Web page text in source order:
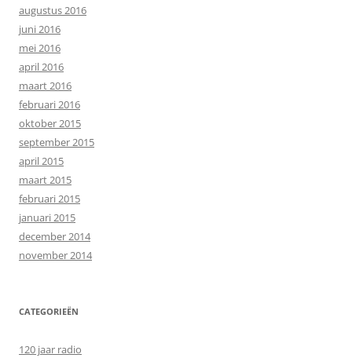
augustus 2016
juni 2016
mei 2016
april 2016
maart 2016
februari 2016
oktober 2015
september 2015
april 2015
maart 2015
februari 2015
januari 2015
december 2014
november 2014
CATEGORIEËN
120 jaar radio